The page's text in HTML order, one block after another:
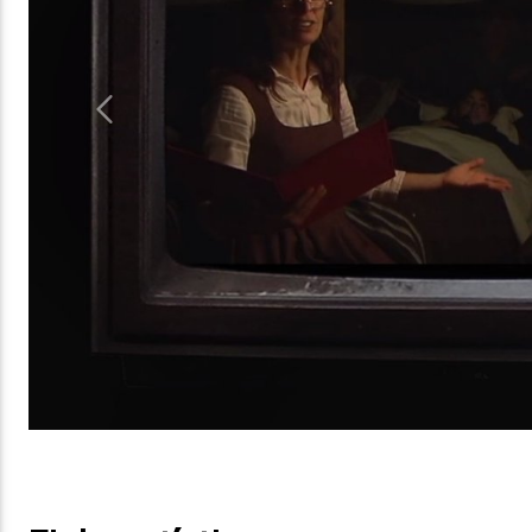
Previous